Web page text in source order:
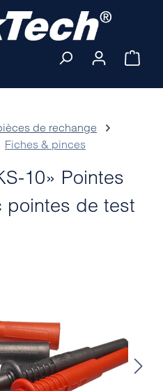
Le
de rechange
Fiches & pinces
10» Pointes
pointes de test